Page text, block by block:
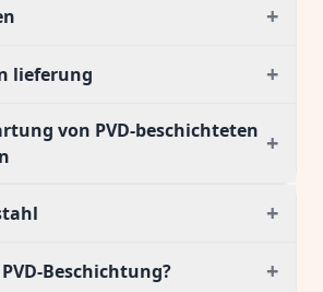
+
lieferung +
von PVD-beschichteten +
+
Beschichtung? +